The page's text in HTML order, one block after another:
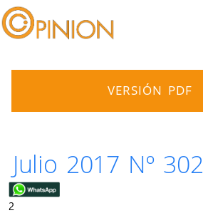
VERSIÓN PDF
Julio 2017 Nº 302
2